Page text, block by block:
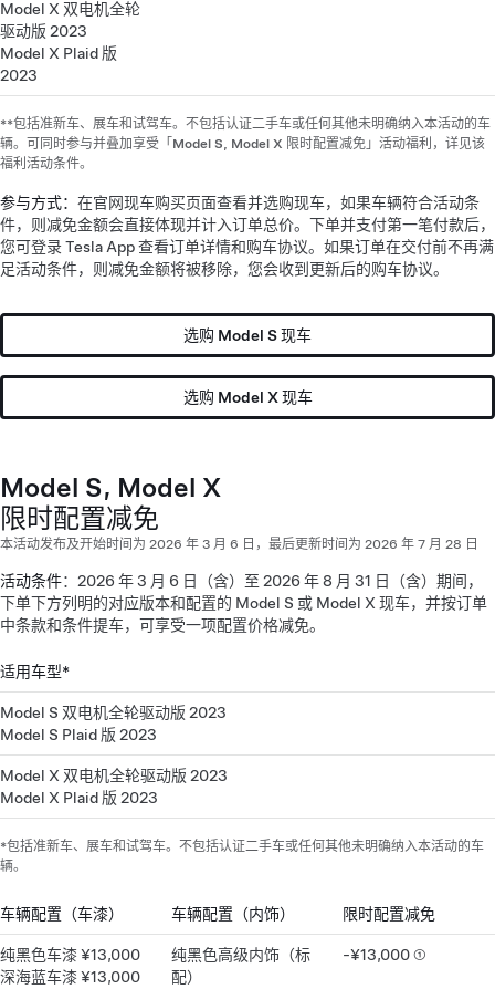
Model X 双电机全轮
驱动版 2023
Model X Plaid 版
2023
**包括准新车、展车和试驾车。不包括认证二手车或任何其他未明确纳入本活动的车
辆。可同时参与并叠加享受「Model S, Model X 限时配置减免」活动福利，详见该
福利活动条件。
参与方式： 在官网现车购买页面查看并选购现车，如果车辆符合活动条
件，则减免金额会直接体现并计入订单总价。下单并支付第一笔付款后，
您可登录 Tesla App 查看订单详情和购车协议。如果订单在交付前不再满
足活动条件，则减免金额将被移除，您会收到更新后的购车协议。
选购 Model S 现车
选购 Model X 现车
Model S, Model X
限时配置减免
本活动发布及开始时间为 2026 年 3 月 6 日，最后更新时间为 2026 年 7 月 28 日
活动条件：2026 年 3 月 6 日（含）至 2026 年 8 月 31 日（含）期间，
下单下方列明的对应版本和配置的 Model S 或 Model X 现车，并按订单
中条款和条件提车，可享受一项配置价格减免。
适用车型*
Model S 双电机全轮驱动版 2023
Model S Plaid 版 2023
Model X 双电机全轮驱动版 2023
Model X Plaid 版 2023
*包括准新车、展车和试驾车。不包括认证二手车或任何其他未明确纳入本活动的车
辆。
车辆配置（车漆） 车辆配置（内饰） 限时配置减免
纯黑色车漆 ¥13,000
深海蓝车漆 ¥13,000
纯黑色高级内饰（标
配）
-¥13,000 ①